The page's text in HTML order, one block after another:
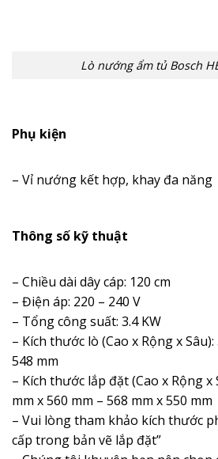
Lò nướng ẩm tủ Bosch
Phụ kiện
– Vỉ nướng kết hợp, khay đa năng
Thông số kỹ thuật
– Chiều dài dây cáp: 120 cm
– Điện áp: 220 – 240 V
– Tổng công suất: 3.4 KW
– Kích thước lò (Cao x Rộng x
548 mm
– Kích thước lắp đặt (Cao x Rộng x
mm x 560 mm – 568 mm x 550 mm
– Vui lòng tham khảo kích thước
cấp trong bản vẽ lắp đặt”